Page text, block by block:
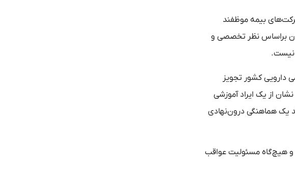
بیمه‌ موظفند
براساس نظر تخصصی و
نیست.
دارویی کشور تجویز
از یک ایراد آموزشی
یک هماهنگی درون‌نهادی
و هیچ‌گاه مسئولیت عواقب